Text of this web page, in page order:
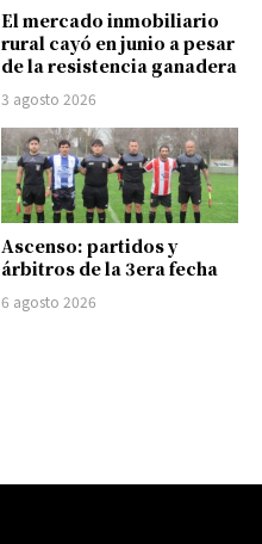
El mercado inmobiliario
rural cayó en junio a pesar
de la resistencia ganadera
3 agosto 2026
Ascenso: partidos y
árbitros de la 3era fecha
6 agosto 2026